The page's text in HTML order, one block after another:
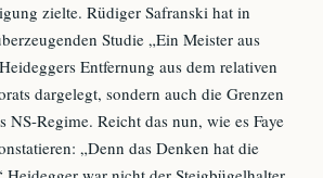
zielte. Rüdiger Safranski hat in
Studie „Ein Meister aus
Entfernung aus dem relativen
dargelegt, sondern auch die Grenzen
NS-Regime. Reicht das nun, wie es Faye
„Denn das Denken hat die